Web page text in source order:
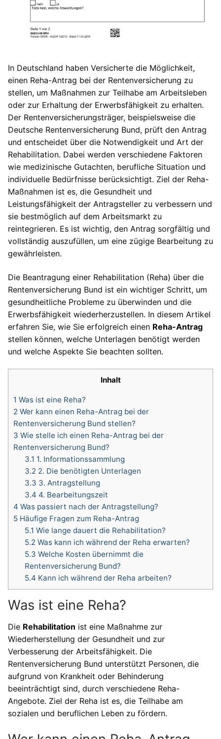
In Deutschland haben Versicherte die Möglichkeit,
einen Reha-Antrag bei der Rentenversicherung zu
stellen, um Maßnahmen zur Teilhabe am Arbeitsleben
oder zur Erhaltung der Erwerbsfähigkeit zu erhalten.
Der Rentenversicherungsträger, beispielsweise die
Deutsche Rentenversicherung Bund, prüft den Antrag
und entscheidet über die Notwendigkeit und Art der
Rehabilitation. Dabei werden verschiedene Faktoren
wie medizinische Gutachten, berufliche Situation und
individuelle Bedürfnisse berücksichtigt. Ziel der Reha-
Maßnahmen ist es, die Gesundheit und
Leistungsfähigkeit der Antragsteller zu verbessern und
sie bestmöglich auf dem Arbeitsmarkt zu
reintegrieren. Es ist wichtig, den Antrag sorgfältig und
vollständig auszufüllen, um eine zügige Bearbeitung zu
gewährleisten.
Die Beantragung einer Rehabilitation (Reha) über die
Rentenversicherung Bund ist ein wichtiger Schritt, um
gesundheitliche Probleme zu überwinden und die
Erwerbsfähigkeit wiederherzustellen. In diesem Artikel
erfahren Sie, wie Sie erfolgreich einen Reha-Antrag
stellen können, welche Unterlagen benötigt werden
und welche Aspekte Sie beachten sollten.
Inhalt
1 Was ist eine Reha?
2 Wer kann einen Reha-Antrag bei der
Rentenversicherung Bund stellen?
3 Wie stelle ich einen Reha-Antrag bei der
Rentenversicherung Bund?
3.1 1. Informationssammlung
3.2 2. Die benötigten Unterlagen
3.3 3. Antragstellung
3.4 4. Bearbeitungszeit
4 Was passiert nach der Antragstellung?
5 Häufige Fragen zum Reha-Antrag
5.1 Wie lange dauert die Rehabilitation?
5.2 Was kann ich während der Reha erwarten?
5.3 Welche Kosten übernimmt die
Rentenversicherung Bund?
5.4 Kann ich während der Reha arbeiten?
Was ist eine Reha?
Die Rehabilitation ist eine Maßnahme zur
Wiederherstellung der Gesundheit und zur
Verbesserung der Arbeitsfähigkeit. Die
Rentenversicherung Bund unterstützt Personen, die
aufgrund von Krankheit oder Behinderung
beeinträchtigt sind, durch verschiedene Reha-
Angebote. Ziel der Reha ist es, die Teilhabe am
sozialen und beruflichen Leben zu fördern.